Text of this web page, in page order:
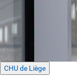
CHU de Liège